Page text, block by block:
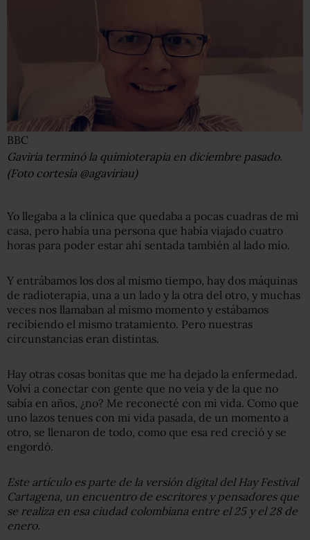
BBC
Gaviria terminó la quimioterapia en diciembre pasado.
(Foto cortesía @agaviriau)
Yo llegaba a la clínica que quedaba a pocas cuadras de mi
casa, pero había una persona que había viajado cuatro
horas para poder estar ahí sentada también al lado mío.
Y entrábamos los dos al mismo tiempo, hay dos máquinas
de radioterapia, una a un lado y la otra del otro, y muchas
veces nos llamaban al mismo momento y estábamos
recibiendo el mismo tratamiento. Pero nuestras
circunstancias eran distintas.
Hay otras cosas bonitas que me ha dejado la enfermedad.
Volví a conectar con gente que no veía y de la que no
sabía en años, ¿no? Me reconecté con mi vida. Como que
uno lazos tenues con mi vida pasada, de un momento a
otro, se llenaron de todo, como que esa red creció y se
engordó.
Este artículo es parte de la versión digital del Hay Festival
Cartagena, un encuentro de escritores y pensadores que
se realiza en esa ciudad colombiana entre el25y el28de
enero.